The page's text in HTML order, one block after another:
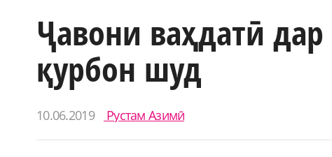
Ҷавони ваҳдатӣ
қурбон шуд
10.06.2019 Рустам Азимӣ